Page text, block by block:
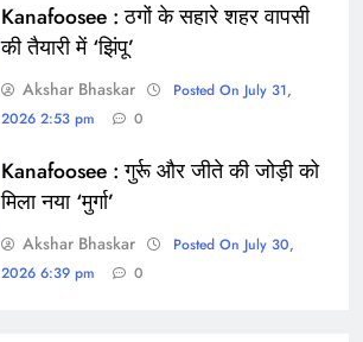
Kanafoosee : ठगों के सहारे शहर वापसी
की तैयारी में ‘झिंपू’
Akshar Bhaskar
Posted On July 31,
2026 2:53 pm
0
Kanafoosee : गुर्रू और जीते की जोड़ी को
मिला नया ‘मुर्गा’
Akshar Bhaskar
Posted On July 30,
2026 6:39 pm
0